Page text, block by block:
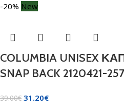
-20% New
COLUMBIA UNISEX
SNAP BACK 2120421-257
39.00€ 31.20€